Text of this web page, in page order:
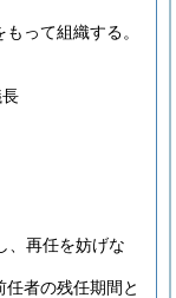
って組織する。
、再任を妨げな
者の残任期間と